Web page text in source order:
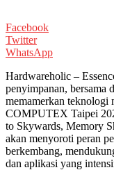
Facebook
Twitter
WhatsApp
Hardwareholic –
penyimpanan, bersama
memamerkan teknologi
COMPUTEX Taipei
to Skywards, Memory
akan menyoroti peran
berkembang,
dan aplikasi yang